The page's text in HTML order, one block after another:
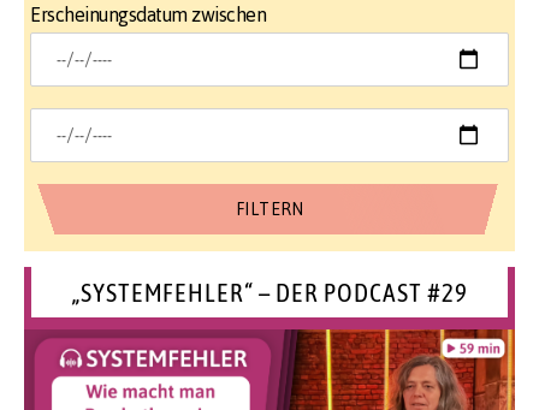
Erscheinungsdatum zwischen
„SYSTEMFEHLER“ – DER PODCAST #29